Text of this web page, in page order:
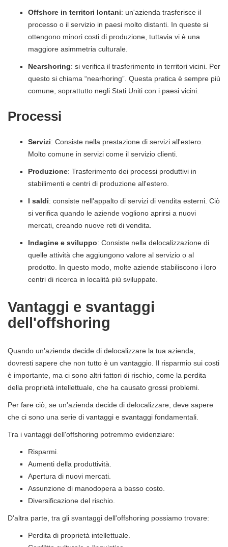
Offshore in territori lontani: un'azienda trasferisce il
processo o il servizio in paesi molto distanti. In queste si
ottengono minori costi di produzione, tuttavia vi è una
maggiore asimmetria culturale.
Nearshoring: si verifica il trasferimento in territori vicini. Per
questo si chiama “nearhoring”. Questa pratica è sempre più
comune, soprattutto negli Stati Uniti con i paesi vicini.
Processi
Servizi: Consiste nella prestazione di servizi all'estero.
Molto comune in servizi come il servizio clienti.
Produzione: Trasferimento dei processi produttivi in ​​
stabilimenti e centri di produzione all'estero.
I saldi: consiste nell'appalto di servizi di vendita esterni. Ciò
si verifica quando le aziende vogliono aprirsi a nuovi
mercati, creando nuove reti di vendita.
Indagine e sviluppo: Consiste nella delocalizzazione di
quelle attività che aggiungono valore al servizio o al
prodotto. In questo modo, molte aziende stabiliscono i loro
centri di ricerca in località più sviluppate.
Vantaggi e svantaggi
dell'offshoring
Quando un'azienda decide di delocalizzare la tua azienda,
dovresti sapere che non tutto è un vantaggio. Il risparmio sui costi
è importante, ma ci sono altri fattori di rischio, come la perdita
della proprietà intellettuale, che ha causato grossi problemi.
Per fare ciò, se un'azienda decide di delocalizzare, deve sapere
che ci sono una serie di vantaggi e svantaggi fondamentali.
Tra i vantaggi dell'offshoring potremmo evidenziare:
Risparmi.
Aumenti della produttività.
Apertura di nuovi mercati.
Assunzione di manodopera a basso costo.
Diversificazione del rischio.
D'altra parte, tra gli svantaggi dell'offshoring possiamo trovare:
Perdita di proprietà intellettuale.